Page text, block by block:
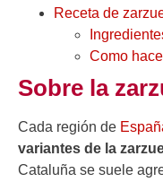
Receta de
Como
Sobre la
Cada región de
variantes de la
Cataluña se suele